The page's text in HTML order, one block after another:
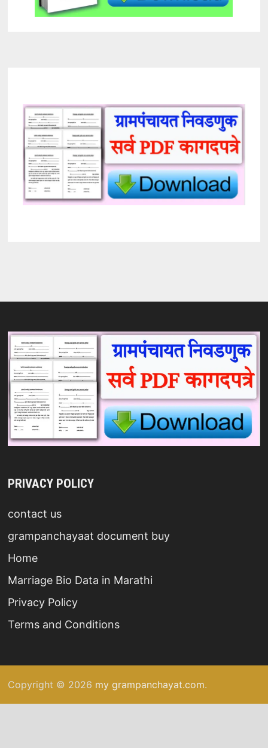
PRIVACY POLICY
contact us
grampanchayaat document buy
Home
Marriage Bio Data in Marathi
Privacy Policy
Terms and Conditions
Copyright © 2026 my grampanchayat.com.